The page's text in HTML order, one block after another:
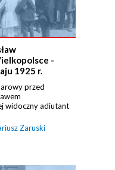
-
1925 r.
przed
widoczny adiutant
Zaruski